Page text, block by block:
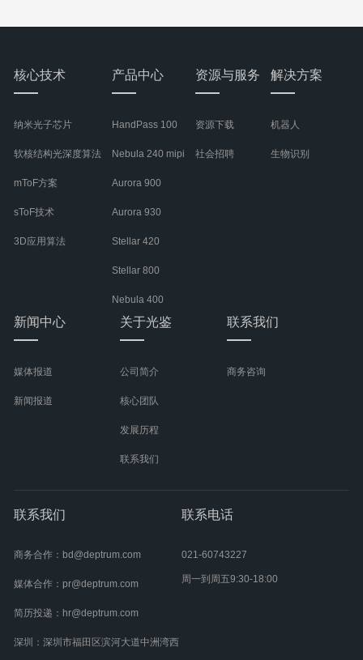
核心技术
纳米光子芯片
软核结构光深度算法
mToF方案
sToF技术
3D应用算法
产品中心
HandPass 100
Nebula 240 mipi
Aurora 900
Aurora 930
Stellar 420
Stellar 800
Nebula 400
资源与服务
资源下载
社会招聘
解决方案
机器人
生物识别
新闻中心
媒体报道
新闻报道
关于光鉴
公司简介
核心团队
发展历程
联系我们
联系我们
商务咨询
联系我们
商务合作：bd@deptrum.com
媒体合作：pr@deptrum.com
简历投递：hr@deptrum.com
深圳：深圳市福田区滨河大道中洲湾西
联系电话
021-60743227
周一到周五9:30-18:00